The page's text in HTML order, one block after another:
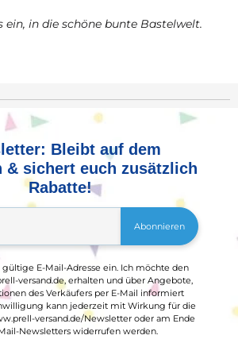
ein, in die schöne bunte Bastelwelt.
Bleibt auf dem
& sichert euch zusätzlich
Rabatte!
Abonnieren
E-Mail-Adresse ein. Ich möchte den
versand.de, erhalten und über Angebote,
des Verkäufers per E-Mail informiert
kann jederzeit mit Wirkung für die
versand.de/Newsletter oder am Ende
Newsletters widerrufen werden.